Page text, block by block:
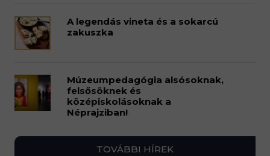
A legendás vineta és a sokarcú
zakuszka
Múzeumpedagógia alsósoknak,
felsősöknek és
középiskolásoknak a
Néprajziban!
TOVÁBBI HÍREK